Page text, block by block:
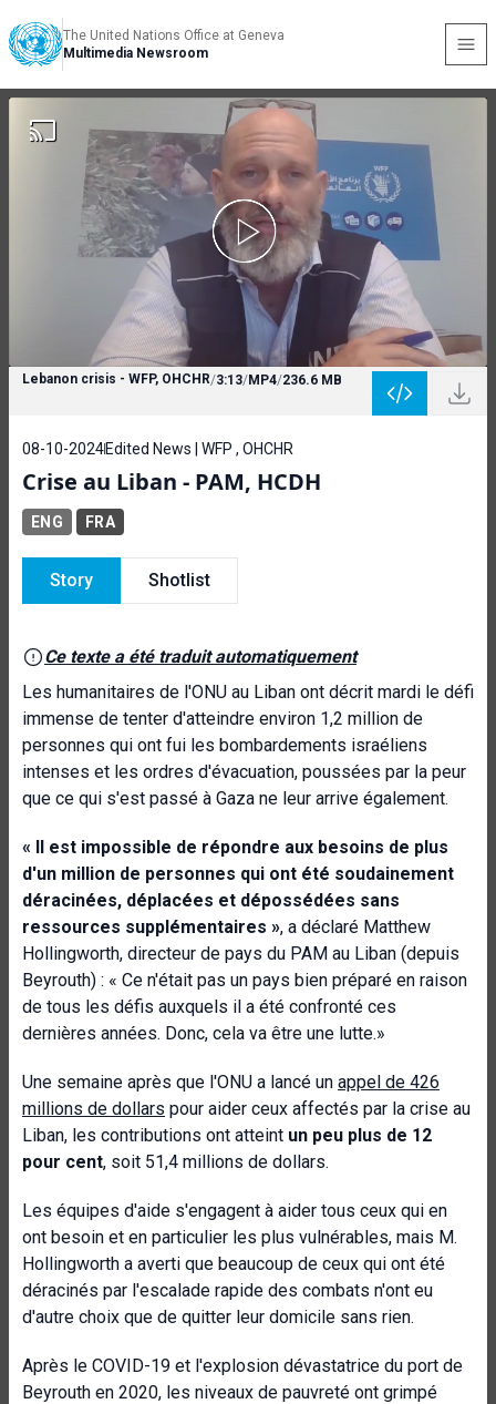
The United Nations Office at Geneva
Multimedia Newsroom
Lebanon crisis - WFP, OHCHR/3:13/MP4/236.6 MB
08-10-2024Edited News | WFP , OHCHR
Crise au Liban - PAM, HCDH
ENG FRA
Story Shotlist
Ce texte a été traduit automatiquement
Les humanitaires de l'ONU au Liban ont décrit mardi le défi
immense de tenter d'atteindre environ 1,2 million de
personnes qui ont fui les bombardements israéliens
intenses et les ordres d'évacuation, poussées par la peur
que ce qui s'est passé à Gaza ne leur arrive également.
« Il est impossible de répondre aux besoins de plus
d'un million de personnes qui ont été soudainement
déracinées, déplacées et dépossédées sans
ressources supplémentaires », a déclaré Matthew
Hollingworth, directeur de pays du PAM au Liban (depuis
Beyrouth) : « Ce n'était pas un pays bien préparé en raison
de tous les défis auxquels il a été confronté ces
dernières années. Donc, cela va être une lutte.»
Une semaine après que l'ONU a lancé un appel de 426
millions de dollars pour aider ceux affectés par la crise au
Liban, les contributions ont atteint un peu plus de 12
pour cent, soit 51,4 millions de dollars.
Les équipes d'aide s'engagent à aider tous ceux qui en
ont besoin et en particulier les plus vulnérables, mais M.
Hollingworth a averti que beaucoup de ceux qui ont été
déracinés par l'escalade rapide des combats n'ont eu
d'autre choix que de quitter leur domicile sans rien.
Après le COVID-19 et l'explosion dévastatrice du port de
Beyrouth en 2020, les niveaux de pauvreté ont grimpé